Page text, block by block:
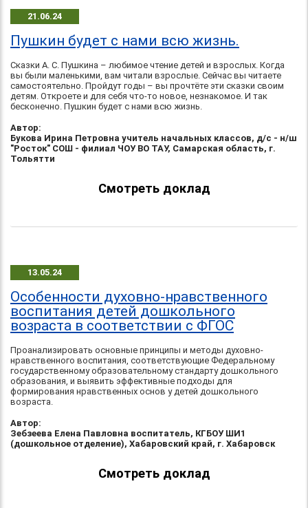
21.06.24
Пушкин будет с нами всю жизнь.
Сказки А. С. Пушкина – любимое чтение детей и взрослых. Когда
вы были маленькими, вам читали взрослые. Сейчас вы читаете
самостоятельно. Пройдут годы – вы прочтёте эти сказки своим
детям. Откроете и для себя что-то новое, незнакомое. И так
бесконечно. Пушкин будет с нами всю жизнь.
Автор:
Букова Ирина Петровна учитель начальных классов, д/с - н/ш
"Росток" СОШ - филиал ЧОУ ВО ТАУ, Самарская область, г.
Тольятти
Смотреть доклад
13.05.24
Особенности духовно-нравственного
воспитания детей дошкольного
возраста в соответствии с ФГОС
Проанализировать основные принципы и методы духовно-
нравственного воспитания, соответствующие Федеральному
государственному образовательному стандарту дошкольного
образования, и выявить эффективные подходы для
формирования нравственных основ у детей дошкольного
возраста.
Автор:
Зебзеева Елена Павловна воспитатель, КГБОУ ШИ1
(дошкольное отделение), Хабаровский край, г. Хабаровск
Смотреть доклад